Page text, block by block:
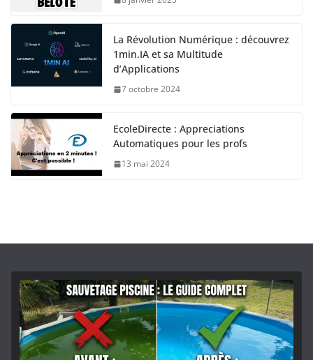
La Révolution Numérique : découvrez
1min.IA et sa Multitude
d’Applications
7 octobre 2024
EcoleDirecte : Appreciations
Automatiques pour les profs
13 mai 2024